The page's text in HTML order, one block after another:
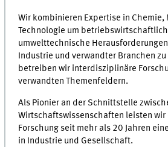
Wir kombinieren Expertise in Chemie,
Technologie um
umwelttechnische
Industrie und verwandter Branchen
betreiben wir interdisziplinäre
verwandten Themenfeldern.
Als Pionier an der Schnittstelle
Wirtschaftswissenschaften leisten wir
Forschung seit mehr als 20 Jahren
in Industrie und Gesellschaft.